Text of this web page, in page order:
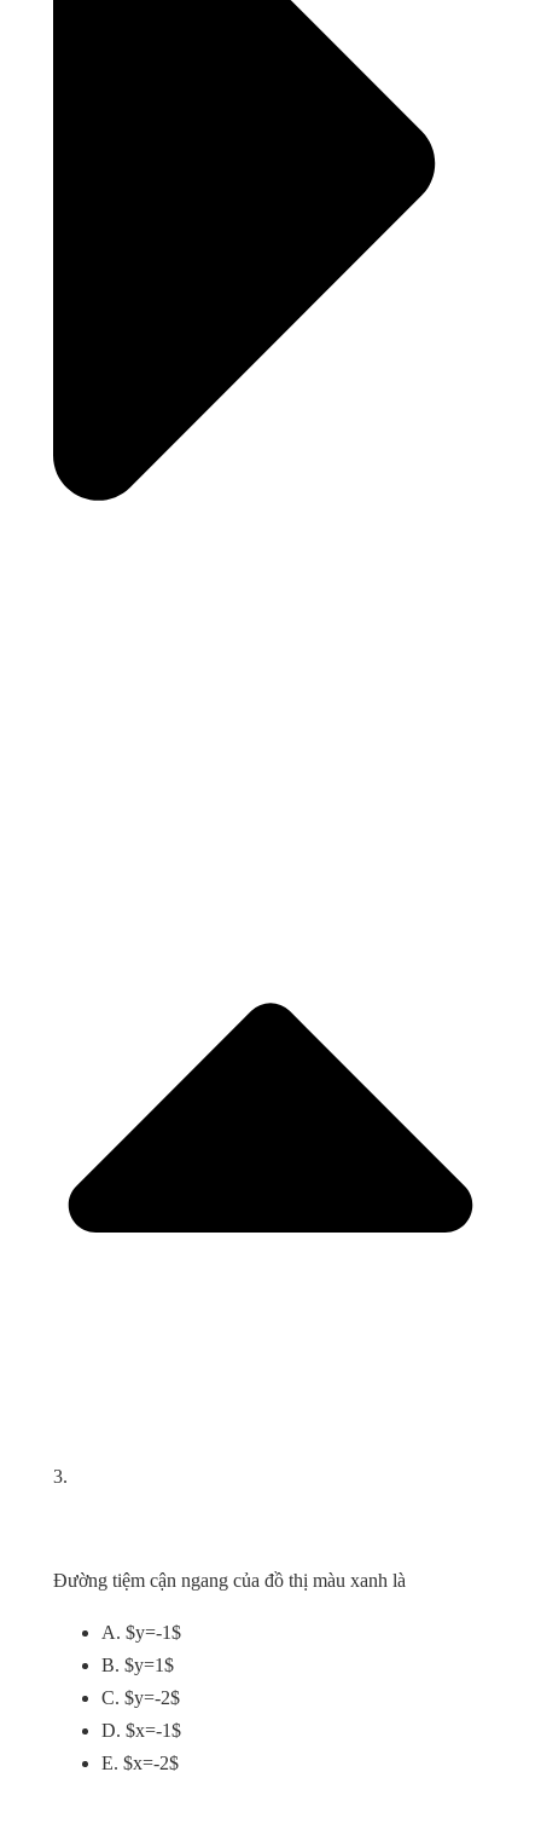
3.
Đường tiệm cận ngang của đồ thị màu xanh là
A. $y=-1$
B. $y=1$
C. $y=-2$
D. $x=-1$
E. $x=-2$